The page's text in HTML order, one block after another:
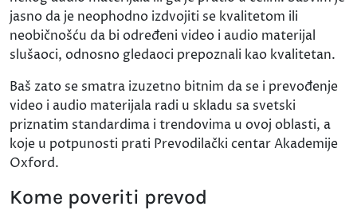
jasno da je neophodno izdvojiti se kvalitetom ili
neobičnošću da bi određeni video i audio materijal
slušaoci, odnosno gledaoci prepoznali kao kvalitetan.
Baš zato se smatra izuzetno bitnim da se i prevođenje
video i audio materijala radi u skladu sa svetski
priznatim standardima i trendovima u ovoj oblasti, a
koje u potpunosti prati Prevodilački centar Akademije
Oxford.
Kome poveriti prevod